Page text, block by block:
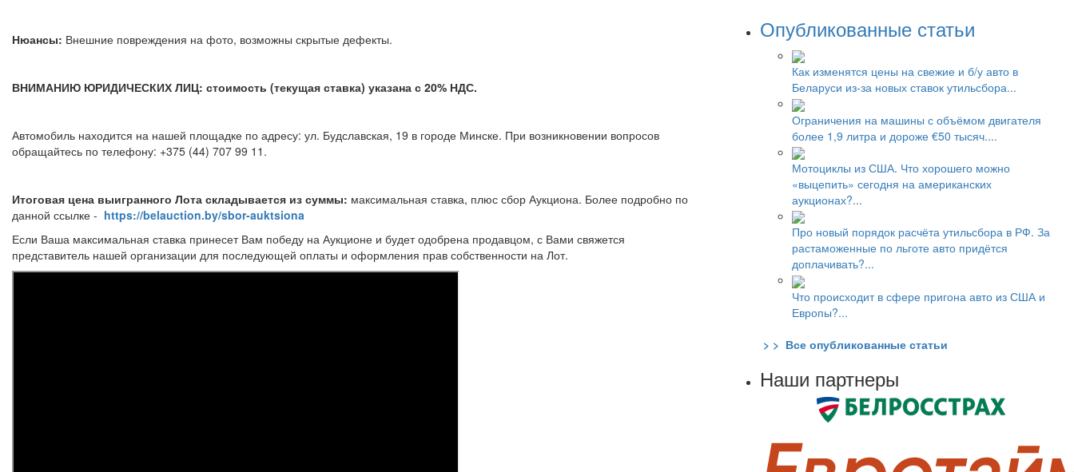
Нюансы: Внешние повреждения на фото, возможны скрытые дефекты.
ВНИМАНИЮ ЮРИДИЧЕСКИХ ЛИЦ: стоимость (текущая ставка) указана с 20% НДС.
Автомобиль находится на нашей площадке по адресу: ул. Будславская, 19 в городе Минске. При возникновении вопросов
обращайтесь по телефону: +375 (44) 707 99 11.
Итоговая цена выигранного Лота складывается из суммы: максимальная ставка, плюс сбор Аукциона. Более подробно по
данной ссылке - https://belauction.by/sbor-auktsiona
Если Ваша максимальная ставка принесет Вам победу на Аукционе и будет одобрена продавцом, с Вами свяжется
представитель нашей организации для последующей оплаты и оформления прав собственности на Лот.
Опубликованные статьи
Как изменятся цены на свежие и б/у авто в
Беларуси из-за новых ставок утильсбора...
Ограничения на машины с объёмом двигателя
более 1,9 литра и дороже €50 тысяч....
Мотоциклы из США. Что хорошего можно
«выцепить» сегодня на американских
аукционах?...
Про новый порядок расчёта утильсбора в РФ. За
растаможенные по льготе авто придётся
доплачивать?...
Что происходит в сфере пригона авто из США и
Европы?...
> > Все опубликованные статьи
Наши партнеры